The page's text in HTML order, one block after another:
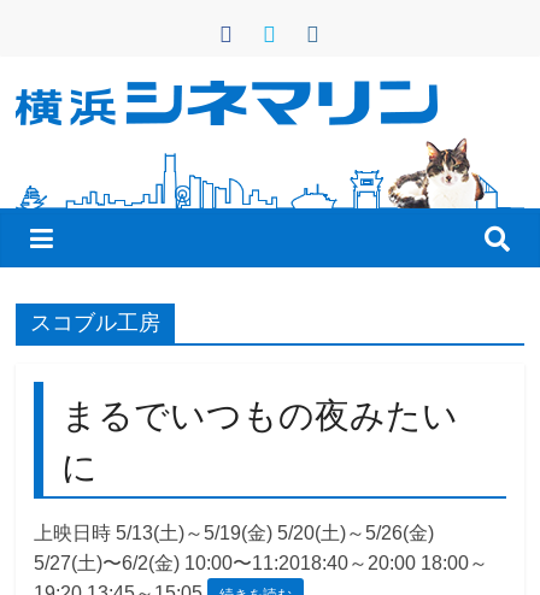
ン
横
浜
シ
ネ
マ
リ
ン
スコブル工房
まるでいつもの夜みたい
に
上映日時 5/13(土)～5/19(金) 5/20(土)～5/26(金)
5/27(土)〜6/2(金) 10:00〜11:2018:40～20:00 18:00～